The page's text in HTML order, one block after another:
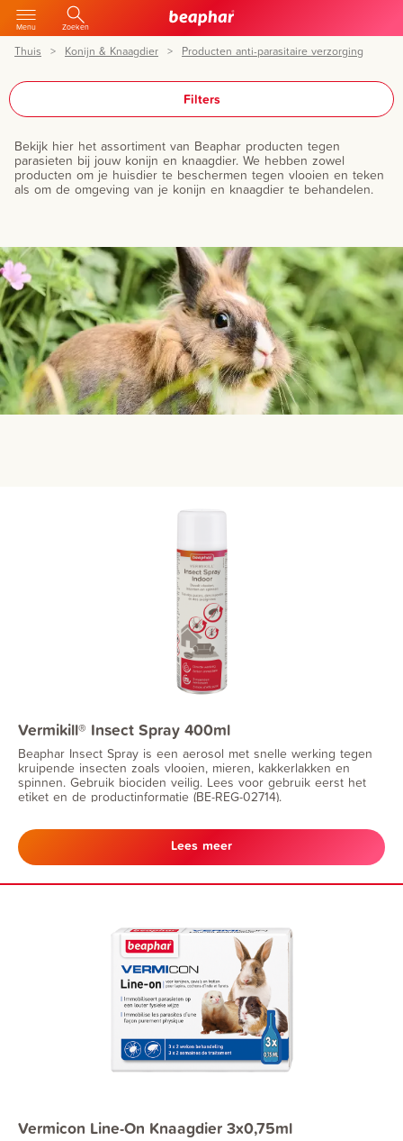
Menu Zoeken
Thuis Konijn & Knaagdier Producten anti-parasitaire verzorging
Filters
Bekijk hier het assortiment van Beaphar producten tegen
parasieten bij jouw konijn en knaagdier. We hebben zowel
producten om je huisdier te beschermen tegen vlooien en teken
als om de omgeving van je konijn en knaagdier te behandelen.
Vermikill® Insect Spray 400ml
Beaphar Insect Spray is een aerosol met snelle werking tegen
kruipende insecten zoals vlooien, mieren, kakkerlakken en
spinnen. Gebruik biociden veilig. Lees voor gebruik eerst het
etiket en de productinformatie (BE-REG-02714).
Lees meer
Vermicon Line-On Knaagdier 3x0,75ml